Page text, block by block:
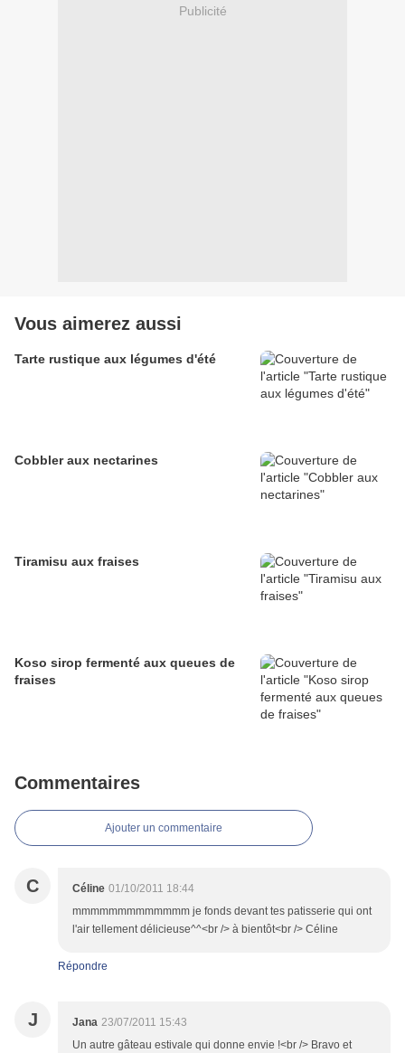
Publicité
Vous aimerez aussi
Tarte rustique aux légumes d'été
Cobbler aux nectarines
Tiramisu aux fraises
Koso sirop fermenté aux queues de
fraises
Commentaires
Ajouter un commentaire
C Céline 01/10/2011 18:44
mmmmmmmmmmmmm je fonds devant tes patisserie qui ont
l'air tellement délicieuse^^<br /> à bientôt<br /> Céline
Répondre
J Jana 23/07/2011 15:43
Un autre gâteau estivale qui donne envie !<br /> Bravo et